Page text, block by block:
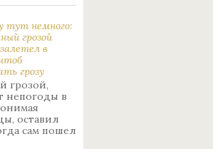
тут немного:
грoзой
в
грoзу
грозой,
непогоды в
оставил
сам пошел